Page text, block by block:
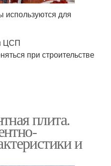
используются для
ЦСП
при строительстве
плита.
и